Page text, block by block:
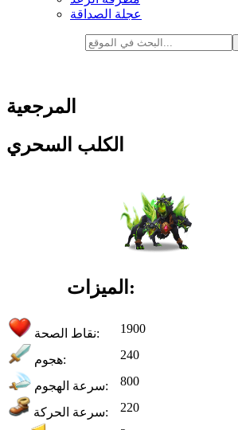
عجلة الصداقة
المرجعية
الكلب السحري
الميزات:
نقاط الصحة: 1900
هجوم: 240
سرعة الهجوم: 800
سرعة الحركة:
220